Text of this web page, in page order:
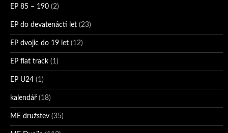
EP 85 – 190 (2)
EP do devatenácti let (23)
EP dvojic do 19 let (12)
EP flat track (1)
EP U24 (1)
kalendář (18)
ME družstev (35)